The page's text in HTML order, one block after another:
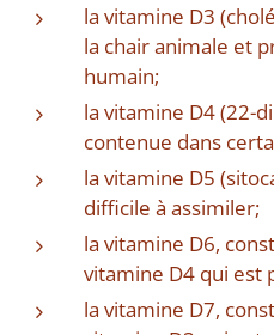
la vitamine D3
la chair animale et
humain;
la vitamine D4 (22-
contenue dans
la vitamine D5
difficile à assimiler;
la vitamine D6,
vitamine D4 qui est
la vitamine D7,